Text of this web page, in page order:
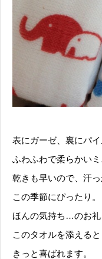
表にガーゼ、裏にパ
ふわふわで柔らかいミ
乾きも早いので、汗
この季節にぴったり。
ほんの気持ち…のお
このタオルを添えると
きっと喜ばれます。